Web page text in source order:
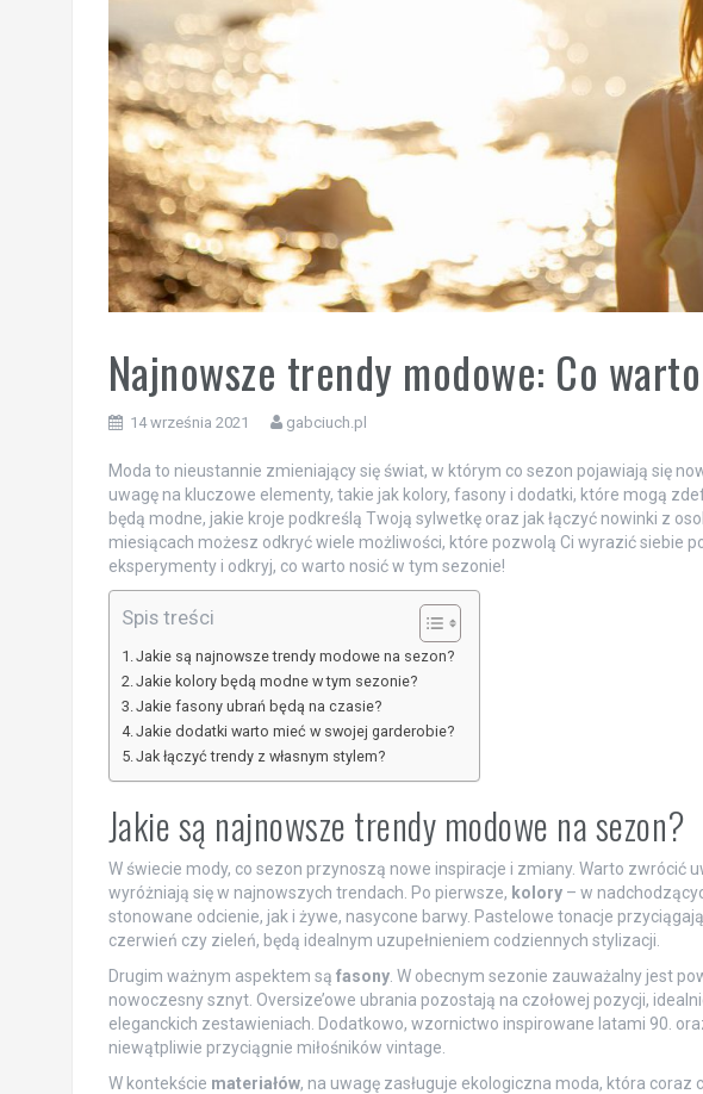
Najnowsze trendy modowe: Co
14 września 2021 gabciuch.pl
Moda to nieustannie zmieniający się świat, w którym co sezon pojawiają się
uwagę na kluczowe elementy, takie jak kolory, fasony i dodatki, które mogą
będą modne, jakie kroje podkreślą Twoją sylwetkę oraz jak łączyć nowinki z
miesiącach możesz odkryć wiele możliwości, które pozwolą Ci wyrazić siebie
eksperymenty i odkryj, co warto nosić w tym sezonie!
Spis treści
Jakie są najnowsze trendy modowe na sezon?
Jakie kolory będą modne w tym sezonie?
Jakie fasony ubrań będą na czasie?
Jakie dodatki warto mieć w swojej garderobie?
Jak łączyć trendy z własnym stylem?
Jakie są najnowsze trendy modowe na sezon?
W świecie mody, co sezon przynoszą nowe inspiracje i zmiany. Warto zwrócić
wyróżniają się w najnowszych trendach. Po pierwsze, kolory– w
stonowane odcienie, jak i żywe, nasycone barwy. Pastelowe tonacje
czerwień czy zieleń, będą idealnym uzupełnieniem codziennych stylizacji.
Drugim ważnym aspektem są fasony. W obecnym sezonie zauważalny jest
nowoczesny sznyt. Oversize’owe ubrania pozostają na czołowej pozycji,
eleganckich zestawieniach. Dodatkowo, wzornictwo inspirowane latami 90.
niewątpliwie przyciągnie miłośników vintage.
W kontekście materiałów, na uwagę zasługuje ekologiczna moda, która